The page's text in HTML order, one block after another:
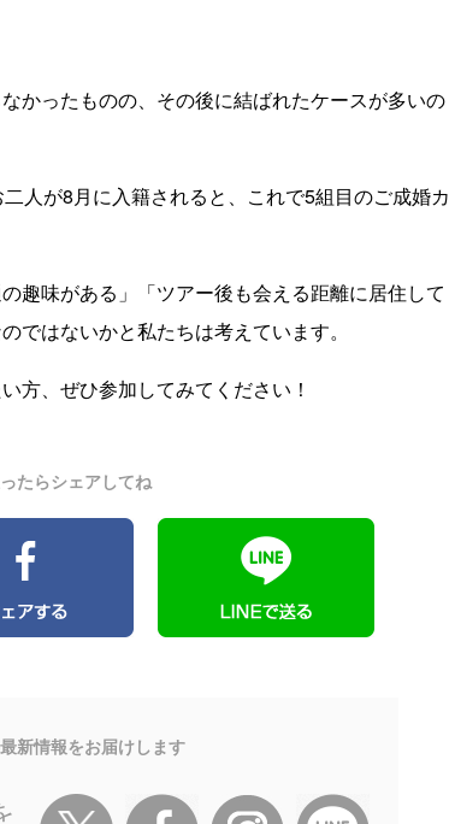
かったものの、その後に結ばれたケースが多いの
人が8月に入籍されると、これで5組目のご成婚カ
趣味がある」「ツアー後も会える距離に居住して
ではないかと私たちは考えています。
方、ぜひ参加してみてください！
たらシェアしてね
新情報をお届けします